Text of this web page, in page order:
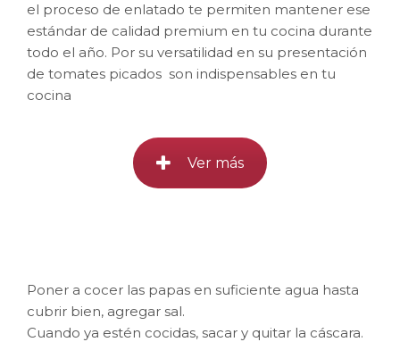
el proceso de enlatado te permiten mantener ese
estándar de calidad premium en tu cocina durante
todo el año. Por su versatilidad en su presentación
de tomates picados son indispensables en tu
cocina
Ver más
Poner a cocer las papas en suficiente agua hasta
cubrir bien, agregar sal.
Cuando ya estén cocidas, sacar y quitar la cáscara.